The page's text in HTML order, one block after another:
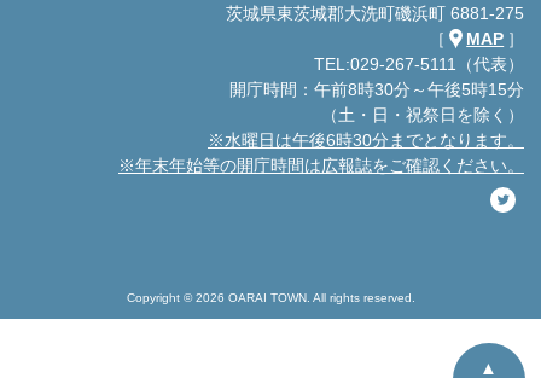
茨城県東茨城郡大洗町磯浜町 6881-275
［
MAP ］
TEL:029-267-5111（代表）
開庁時間：午前8時30分～午後5時15分
（土・日・祝祭日を除く）
※水曜日は午後6時30分までとなります。
※年末年始等の開庁時間は広報誌をご確認ください。
Copyright © 2026 OARAI TOWN. All rights reserved.